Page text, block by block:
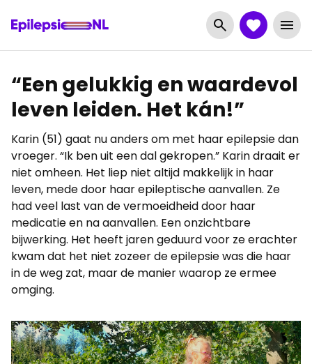
“Een gelukkig en waardevol
leven leiden. Het kán!”
Karin (51) gaat nu anders om met haar epilepsie dan
vroeger. “Ik ben uit een dal gekropen.” Karin draait er
niet omheen. Het liep niet altijd makkelijk in haar
leven, mede door haar epileptische aanvallen. Ze
had veel last van de vermoeidheid door haar
medicatie en na aanvallen. Een onzichtbare
bijwerking. Het heeft jaren geduurd voor ze erachter
kwam dat het niet zozeer de epilepsie was die haar
in de weg zat, maar de manier waarop ze ermee
omging.